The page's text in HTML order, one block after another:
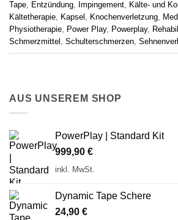
Tape, Entzündung, Impingement, Kälte- und
Kältetherapie, Kapsel , Knochenverletzung,
Physiotherapie, Power Play, Powerplay,
Schmerzmittel , Schulterschmerzen,
AUS UNSEREM SHOP
PowerPlay | Standard Kit
999,90 €
inkl. MwSt.
Dynamic Tape Schere
24,90 €